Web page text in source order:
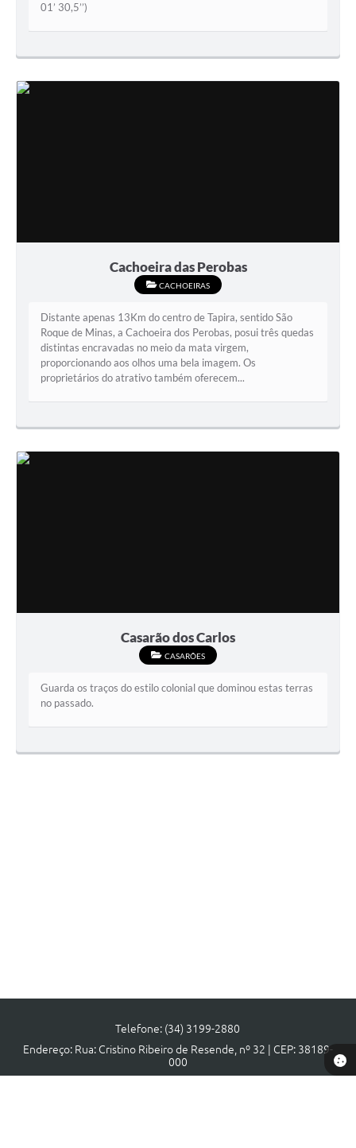
01’ 30,5’’)
Cachoeira das Perobas
CACHOEIRAS
Distante apenas 13Km do centro de Tapira, sentido São
Roque de Minas, a Cachoeira dos Perobas, posui três quedas
distintas encravadas no meio da mata virgem,
proporcionando aos olhos uma bela imagem. Os
proprietários do atrativo também oferecem...
Casarão dos Carlos
CASARÕES
Guarda os traços do estilo colonial que dominou estas terras
no passado.
Telefone: (34) 3199-2880
Endereço: Rua: Cristino Ribeiro de Resende, nº 32 | CEP: 38189-
000